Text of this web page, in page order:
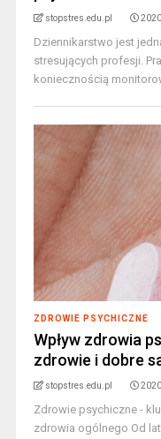
stopstres.edu.pl
Dziennikarstwo jest
stresujących profesji.
koniecznością
ZDROWIE PSYCHICZNE
Wpływ zdrowia
zdrowie i dobre
stopstres.edu.pl
Zdrowie psychiczne -
zdrowia ogólnego Od